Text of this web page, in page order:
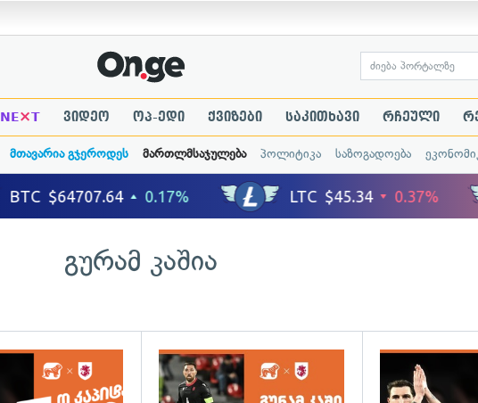
NE×T ვიდეო ოპ-ედი ქვიზები საკითხავი რჩეული
მთავარია გჯეროდეს მართლმსაჯულება პოლიტიკა საზოგადოება
გურამ კაშია